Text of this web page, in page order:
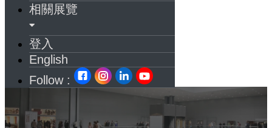
相關展覽
登入
English
Follow :